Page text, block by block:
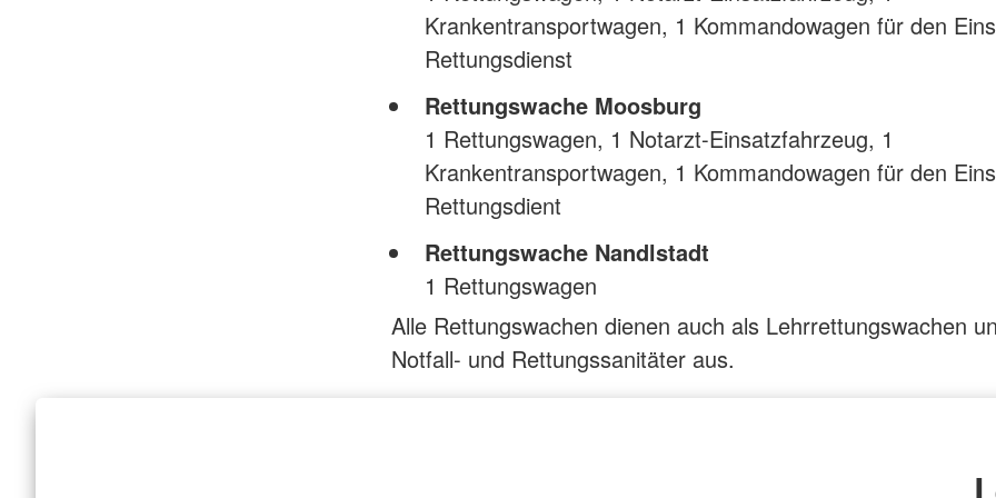
Krankentransportwagen, 1 Kommandowagen für den
Rettungsdienst
Rettungswache Moosburg
1 Rettungswagen, 1 Notarzt-Einsatzfahrzeug, 1
Krankentransportwagen, 1 Kommandowagen für den
Rettungsdient
Rettungswache Nandlstadt
1 Rettungswagen
Alle Rettungswachen dienen auch als Lehrrettungswachen
Notfall- und Rettungssanitäter aus.